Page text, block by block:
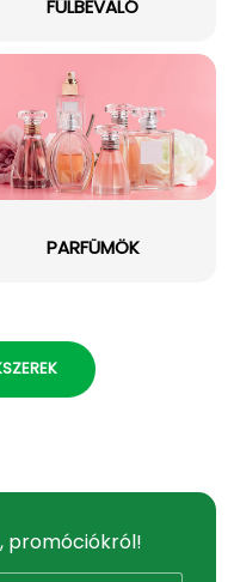
FÜLBEVALÓ
PARFÜMÖK
promóciókról!